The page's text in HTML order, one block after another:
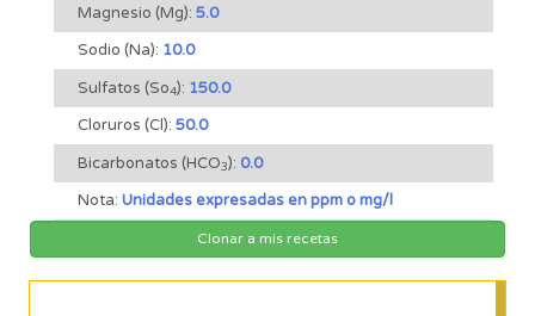
Magnesio (Mg): 5.0
Sodio (Na): 10.0
Sulfatos (So4): 150.0
Cloruros (Cl): 50.0
Bicarbonatos (HCO3): 0.0
Nota: Unidades expresadas en ppm o mg/l
Clonar a mis recetas